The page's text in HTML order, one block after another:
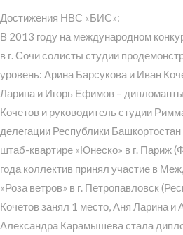
Достижения НВС «БИС»:
В 2013 году на международном
в г. Сочи солисты студии
уровень: Арина Барсукова и Иван
Ларина и Игорь Ефимов –
Кочетов и руководитель студии
делегации Республики
штаб-квартире «Юнеско» в г. Париж
года коллектив принял участие в
«Роза ветров» в г. Петропавловск
Кочетов занял 1 место, Аня Ларина и
Александра Карамышева стала